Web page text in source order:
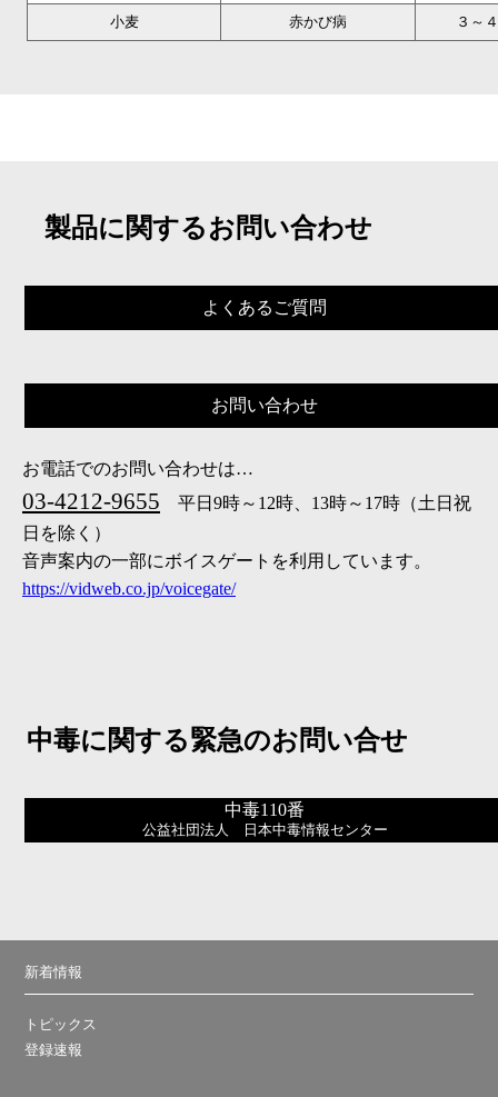
小麦 赤かび病 ３～
製品に関するお問い合わせ
よくあるご質問
お問い合わせ
お電話でのお問い合わせは…
03-4212-9655 平日9時～12時、13時～17時（土日祝
日を除く）
音声案内の一部にボイスゲートを利用しています。
https://vidweb.co.jp/voicegate/
中毒に関する緊急のお問い合せ
中毒110番
公益社団法人 日本中毒情報センター
新着情報
トピックス
登録速報